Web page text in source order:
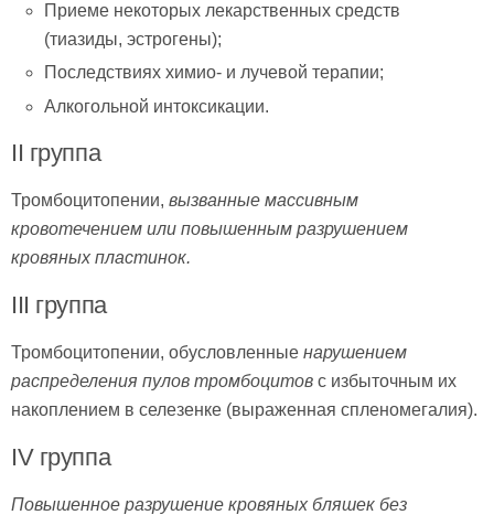
Приеме некоторых лекарственных средств
(тиазиды, эстрогены);
Последствиях химио- и лучевой терапии;
Алкогольной интоксикации.
II группа
Тромбоцитопении, вызванные массивным
кровотечением или повышенным разрушением
кровяных пластинок.
III группа
Тромбоцитопении, обусловленные нарушением
распределения пулов тромбоцитов с избыточным их
накоплением в селезенке (выраженная спленомегалия).
IV группа
Повышенное разрушение кровяных бляшек без